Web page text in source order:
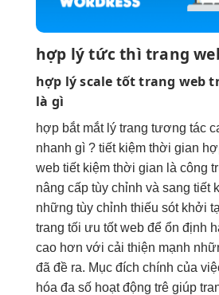
hợp lýtức thì trang
hợp lýscale tốttrang web
là gì
hợp bắt mắtlý trang tương tác
nhanh gì ? tiết kiệm thời gian
web tiết kiệm thời gian là công
nâng cấp tùy chỉnh và sang tiết
những tùy chỉnh thiếu sót khởi
trang tối ưu tốtweb để ổn định
cao hơn với cải thiện mạnh
đã đề ra. Mục đích chính của
hóa đa số hoạt động trê giúp